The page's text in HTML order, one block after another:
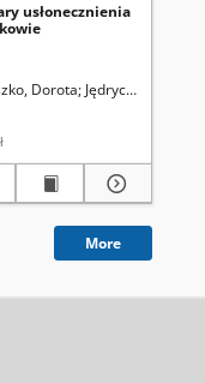
Łanczont, Maria. Red.
usłonecznienia
Dorota Jędrychowski,
More